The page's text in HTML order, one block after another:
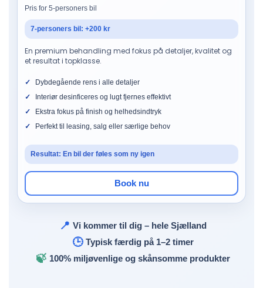
Pris for 5-personers bil
7-personers bil: +200 kr
En premium behandling med fokus på detaljer, kvalitet og
et resultat i topklasse.
Dybdegående rens i alle detaljer
Interiør desinficeres og lugt fjernes effektivt
Ekstra fokus på finish og helhedsindtryk
Perfekt til leasing, salg eller særlige behov
Resultat: En bil der føles som ny igen
Book nu
📍 Vi kommer til dig – hele Sjælland
🕒 Typisk færdig på 1–2 timer
🍃 100% miljøvenlige og skånsomme produkter